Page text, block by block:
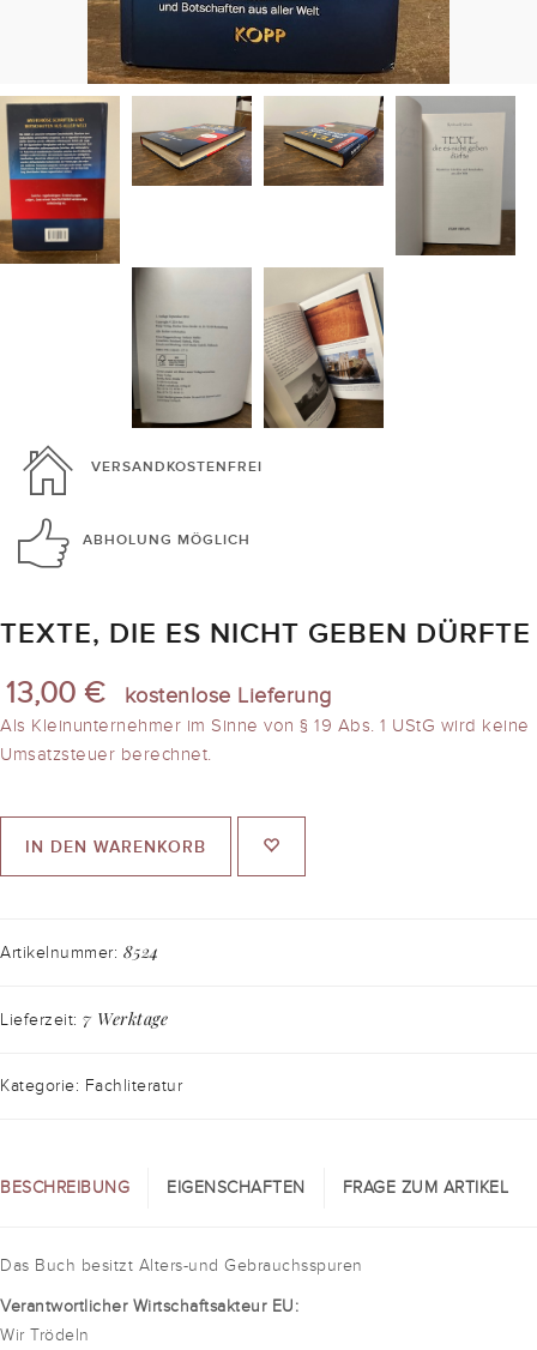
VERSANDKOSTENFREI
ABHOLUNG MÖGLICH
TEXTE, DIE ES NICHT GEBEN DÜRFTE
13,00 € kostenlose Lieferung
Als Kleinunternehmer im Sinne von § 19 Abs. 1 UStG wird keine
Umsatzsteuer berechnet.
IN DEN WARENKORB
Artikelnummer: 8524
Lieferzeit: 7 Werktage
Kategorie: Fachliteratur
BESCHREIBUNG EIGENSCHAFTEN FRAGE ZUM ARTIKEL
Das Buch besitzt Alters-und Gebrauchsspuren
Verantwortlicher Wirtschaftsakteur EU:
Wir Trödeln